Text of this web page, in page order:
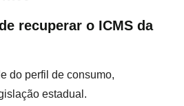
recuperar o ICMS da
do perfil de consumo,
estadual.